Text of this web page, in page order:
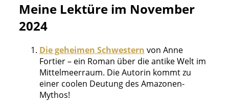
Meine Lektüre im November
2024
Die geheimen Schwestern von Anne
Fortier – ein Roman über die antike Welt im
Mittelmeerraum. Die Autorin kommt zu
einer coolen Deutung des Amazonen-
Mythos!